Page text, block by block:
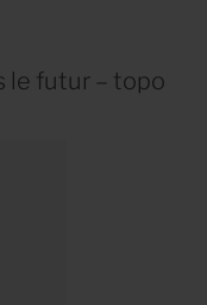
le futur – topo